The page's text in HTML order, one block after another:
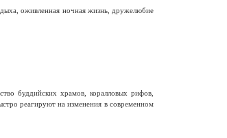
оживленная ночная жизнь, дружелюбие
буддийских храмов, коралловых рифов,
реагируют на изменения в современном